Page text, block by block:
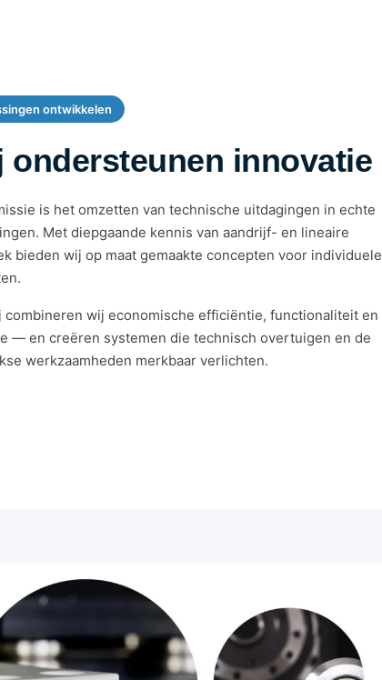
ontwikkelen
ondersteunen innovatie
is het omzetten van technische uitdagingen in echte
Met diepgaande kennis van aandrijf- en lineaire
bieden wij op maat gemaakte concepten voor individuele
combineren wij economische efficiëntie, functionaliteit en
— en creëren systemen die technisch overtuigen en de
werkzaamheden merkbaar verlichten.